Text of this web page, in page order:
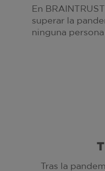
En
superar la
ninguna
Tras la